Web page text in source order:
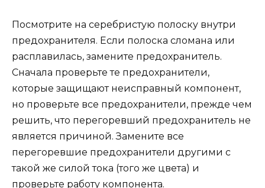
Посмотрите на серебристую полоску внутри
предохранителя. Если полоска сломана или
расплавилась, замените предохранитель.
Сначала проверьте те предохранители,
которые защищают неисправный компонент,
но проверьте все предохранители, прежде чем
решить, что перегоревший предохранитель не
является причиной. Замените все
перегоревшие предохранители другими с
такой же силой тока (того же цвета) и
проверьте работу компонента.